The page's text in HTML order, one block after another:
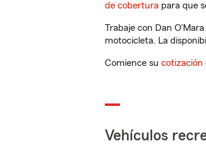
de cobertura para que
Trabaje con Dan
motocicleta. La
Comience su cotización
Vehículos